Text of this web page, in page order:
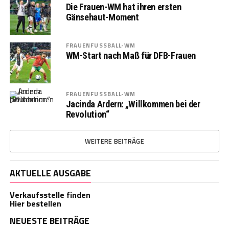
Die Frauen-WM hat ihren ersten
Gänsehaut-Moment
FRAUENFUSSBALL-WM
WM-Start nach Maß für DFB-Frauen
FRAUENFUSSBALL-WM
Jacinda Ardern: „Willkommen bei der
Revolution“
WEITERE BEITRÄGE
AKTUELLE AUSGABE
Verkaufsstelle finden
Hier bestellen
NEUESTE BEITRÄGE